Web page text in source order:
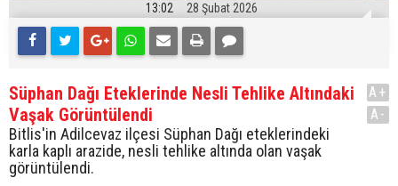
13:02 28 Şubat 2026
Süphan Dağı Eteklerinde Nesli Tehlike Altındaki
Vaşak Görüntülendi
Bitlis'in Adilcevaz ilçesi Süphan Dağı eteklerindeki
karla kaplı arazide, nesli tehlike altında olan vaşak
görüntülendi.
A+
A-